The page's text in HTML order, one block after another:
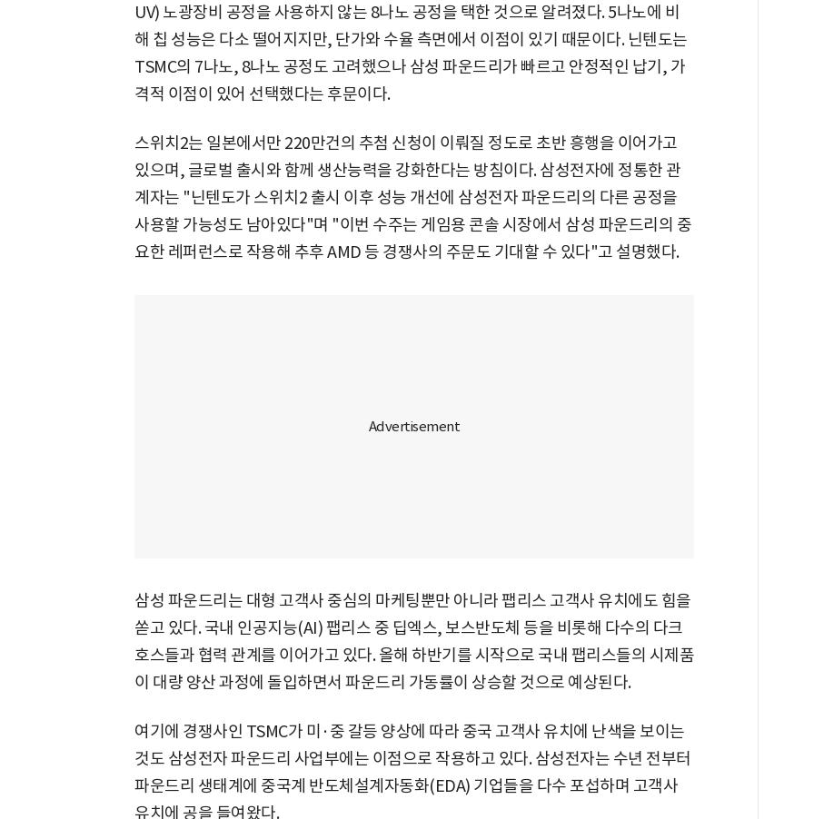
UV) 노광장비 공정을 사용하지 않는 8나노 공정을 택한 것으로 알려졌다. 5나노에 비
해 칩 성능은 다소 떨어지지만, 단가와 수율 측면에서 이점이 있기 때문이다. 닌텐도는
TSMC의 7나노, 8나노 공정도 고려했으나 삼성 파운드리가 빠르고 안정적인 납기, 가
격적 이점이 있어 선택했다는 후문이다.
스위치2는 일본에서만 220만건의 추첨 신청이 이뤄질 정도로 초반 흥행을 이어가고
있으며, 글로벌 출시와 함께 생산능력을 강화한다는 방침이다. 삼성전자에 정통한 관
계자는 "닌텐도가 스위치2 출시 이후 성능 개선에 삼성전자 파운드리의 다른 공정을
사용할 가능성도 남아있다"며 "이번 수주는 게임용 콘솔 시장에서 삼성 파운드리의 중
요한 레퍼런스로 작용해 추후 AMD 등 경쟁사의 주문도 기대할 수 있다"고 설명했다.
삼성 파운드리는 대형 고객사 중심의 마케팅뿐만 아니라 팹리스 고객사 유치에도 힘을
쏟고 있다. 국내 인공지능(AI) 팹리스 중 딥엑스, 보스반도체 등을 비롯해 다수의 다크
호스들과 협력 관계를 이어가고 있다. 올해 하반기를 시작으로 국내 팹리스들의 시제품
이 대량 양산 과정에 돌입하면서 파운드리 가동률이 상승할 것으로 예상된다.
여기에 경쟁사인 TSMC가 미·중 갈등 양상에 따라 중국 고객사 유치에 난색을 보이는
것도 삼성전자 파운드리 사업부에는 이점으로 작용하고 있다. 삼성전자는 수년 전부터
파운드리 생태계에 중국계 반도체설계자동화(EDA) 기업들을 다수 포섭하며 고객사
유치에 공을 들여왔다.